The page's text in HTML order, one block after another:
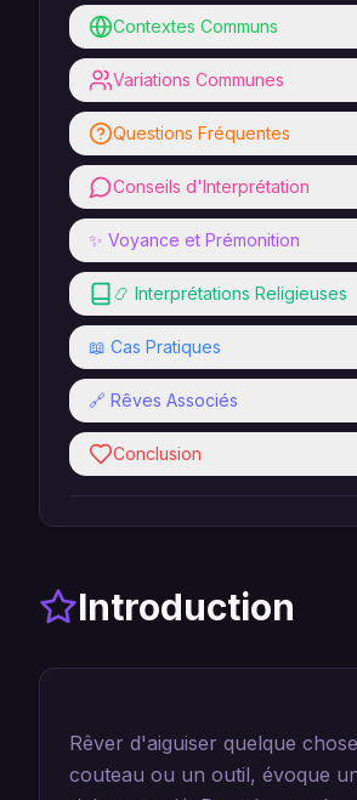
Contextes Communs
Variations Communes
Questions Fréquentes
Conseils d'Interprétation
✨ Voyance et Prémonition
📿 Interprétations Religieuses
📖 Cas Pratiques
🔗 Rêves Associés
Conclusion
Introduction
Rêver d'aiguiser quelque
couteau ou un outil, évoque